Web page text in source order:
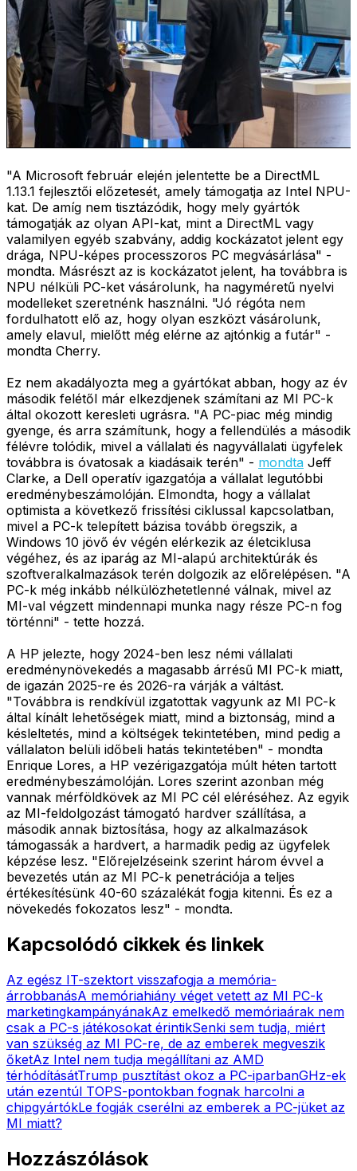
"A Microsoft február elején jelentette be a DirectML
1.13.1 fejlesztői előzetesét, amely támogatja az Intel NPU-
kat. De amíg nem tisztázódik, hogy mely gyártók
támogatják az olyan API-kat, mint a DirectML vagy
valamilyen egyéb szabvány, addig kockázatot jelent egy
drága, NPU-képes processzoros PC megvásárlása" -
mondta. Másrészt az is kockázatot jelent, ha továbbra is
NPU nélküli PC-ket vásárolunk, ha nagyméretű nyelvi
modelleket szeretnénk használni. "Jó régóta nem
fordulhatott elő az, hogy olyan eszközt vásárolunk,
amely elavul, mielőtt még elérne az ajtónkig a futár" -
mondta Cherry.
Ez nem akadályozta meg a gyártókat abban, hogy az év
második felétől már elkezdjenek számítani az MI PC-k
által okozott keresleti ugrásra. "A PC-piac még mindig
gyenge, és arra számítunk, hogy a fellendülés a második
félévre tolódik, mivel a vállalati és nagyvállalati ügyfelek
továbbra is óvatosak a kiadásaik terén" - mondta Jeff
Clarke, a Dell operatív igazgatója a vállalat legutóbbi
eredménybeszámolóján. Elmondta, hogy a vállalat
optimista a következő frissítési ciklussal kapcsolatban,
mivel a PC-k telepített bázisa tovább öregszik, a
Windows 10 jövő év végén elérkezik az életciklusa
végéhez, és az iparág az MI-alapú architektúrák és
szoftveralkalmazások terén dolgozik az előrelépésen. "A
PC-k még inkább nélkülözhetetlenné válnak, mivel az
MI-val végzett mindennapi munka nagy része PC-n fog
történni" - tette hozzá.
A HP jelezte, hogy 2024-ben lesz némi vállalati
eredménynövekedés a magasabb árrésű MI PC-k miatt,
de igazán 2025-re és 2026-ra várják a váltást.
"Továbbra is rendkívül izgatottak vagyunk az MI PC-k
által kínált lehetőségek miatt, mind a biztonság, mind a
késleltetés, mind a költségek tekintetében, mind pedig a
vállalaton belüli időbeli hatás tekintetében" - mondta
Enrique Lores, a HP vezérigazgatója múlt héten tartott
eredménybeszámolóján. Lores szerint azonban még
vannak mérföldkövek az MI PC cél eléréséhez. Az egyik
az MI-feldolgozást támogató hardver szállítása, a
második annak biztosítása, hogy az alkalmazások
támogassák a hardvert, a harmadik pedig az ügyfelek
képzése lesz. "Előrejelzéseink szerint három évvel a
bevezetés után az MI PC-k penetrációja a teljes
értékesítésünk 40-60 százalékát fogja kitenni. És ez a
növekedés fokozatos lesz" - mondta.
Kapcsolódó cikkek és linkek
Az egész IT-szektort visszafogja a memória-
árrobbanásA memóriahiány véget vetett az MI PC-k
marketingkampányánakAz emelkedő memóriaárak nem
csak a PC-s játékosokat érintikSenki sem tudja, miért
van szükség az MI PC-re, de az emberek megveszik
őketAz Intel nem tudja megállítani az AMD
térhódításátTrump pusztítást okoz a PC-iparbanGHz-ek
után ezentúl TOPS-pontokban fognak harcolni a
chipgyártókLe fogják cserélni az emberek a PC-jüket az
MI miatt?
Hozzászólások